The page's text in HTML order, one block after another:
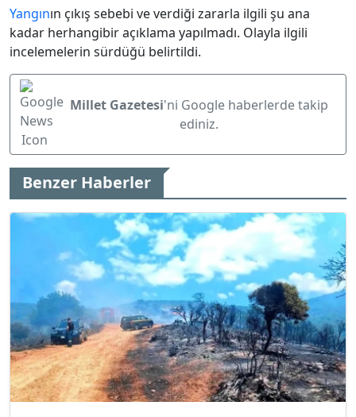
Yangının çıkış sebebi ve verdiği zararla ilgili şu ana
kadar herhangibir açıklama yapılmadı. Olayla ilgili
incelemelerin sürdüğü belirtildi.
Millet Gazetesi'ni Google haberlerde takip
ediniz.
Benzer Haberler